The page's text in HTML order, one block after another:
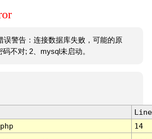
误警告：连接数据库失败，可能的原
不对; 2、mysql未启动。
Line
14